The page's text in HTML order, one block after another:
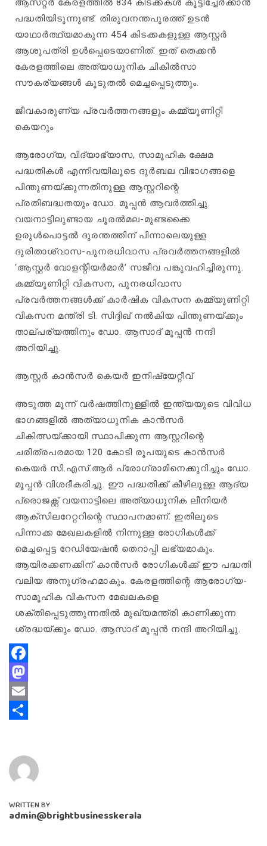
ആസ്‌റ്റർ കേരളത്തിൽ 834 കിടക്കകൾ കൂട്ടിച്ചേർക്കാൻ
പദ്ധതിയിടുന്നുണ്ട്. തിരുവനന്തപുരത്ത് ഉടൻ
യാഥാർത്ഥ്യമാകുന്ന 454 കിടക്കകളുള്ള ആസ്റ്റർ
ആശുപത്രി ഉൾപ്പെടെയാണിത്‌. ഇത് തെക്കൻ
കേരളത്തിലെ അത്യാധുനിക ചികിൽസാ
സൗകര്യങ്ങൾ കൂടുതൽ മെച്ചപ്പെടുത്തും.
ജീവകാരുണ്യ പ്രവർത്തനങ്ങളും കമ്മ്യൂണിറ്റി
കെയറും
ആരോഗ്യ, വിദ്യാഭ്യാസ, സാമൂഹിക ക്ഷേമ
പദ്ധതികൾ എന്നിവയിലൂടെ ദുർബല വിഭാഗങ്ങളെ
പിന്തുണയ്ക്കുന്നതിനുള്ള ആസ്റ്ററിന്റെ
പ്രതിബദ്ധതയും ഡോ. മൂപ്പൻ ആവർത്തിച്ചു.
വയനാട്ടിലുണ്ടായ ചൂരൽമല-മുണ്ടക്കൈ
ഉരുൾപൊട്ടൽ ദുരന്തത്തിന് പിന്നാലെയുള്ള
ദുരിതാശ്വാസ-പുനരധിവാസ പ്രവർത്തനങ്ങളിൽ
‘ആസ്റ്റർ വോളന്റിയർമാർ’ സജീവ പങ്കുവഹിച്ചിരുന്നു.
കമ്മ്യൂണിറ്റി വികസന, പുനരധിവാസ
പ്രവർത്തനങ്ങൾക്ക് കാർഷിക വികസന കമ്മ്യൂണിറ്റി
വികസന മന്ത്രി ‌ടി. സിദ്ദിഖ് നൽകിയ പിന്തുണയ്ക്കും
താല്പര്യത്തിനും ഡോ. ആസാദ് മൂപ്പൻ നന്ദി
അറിയിച്ചു.
ആസ്റ്റർ കാൻസർ കെയർ ഇനിഷ്യേറ്റീവ്
അടുത്ത മൂന്ന് വർഷത്തിനുള്ളിൽ ഇന്ത്യയുടെ വിവിധ
ഭാഗങ്ങളിൽ അത്യാധുനിക കാൻസർ
ചികിത്സയ്‌ക്കായി സ്ഥാപിക്കുന്ന ആസ്റ്ററിന്റെ
ചരിത്രപരമായ 120 കോടി രൂപയുടെ കാൻസർ
കെയർ സി.എസ്.ആർ പ്രോഗ്രാമിനെക്കുറിച്ചും ഡോ.
മൂപ്പൻ വിശദീകരിച്ചു. ഈ പദ്ധതിക്ക് കീഴിലുള്ള ആദ്യ
പ്രൊജക്റ്റ് വയനാട്ടിലെ അത്യാധുനിക ലീനിയർ
ആക്സിലറേറ്ററിന്റെ സ്ഥാപനമാണ്. ഇതിലൂടെ
പിന്നാക്ക മേഖലകളിൽ നിന്നുള്ള രോഗികൾക്ക്
മെച്ചപ്പെട്ട റേഡിയേഷൻ തെറാപ്പി ലഭ്യമാകും.
ആയിരക്കണക്കിന് കാൻസർ രോഗികൾക്ക് ഈ പദ്ധതി
വലിയ അനുഗ്രഹമാകും. കേരളത്തിന്റെ ആരോഗ്യ-
സാമൂഹിക വികസന മേഖലകളെ
ശക്തിപ്പെടുത്തുന്നതിൽ മുഖ്യമന്ത്രി കാണിക്കുന്ന
ശ്രദ്ധയ്ക്കും ഡോ. ആസാദ് മൂപ്പൻ നന്ദി അറിയിച്ചു.
Facebook
Mastodon
Email
WRITTEN BY
admin@brightbusinesskerala